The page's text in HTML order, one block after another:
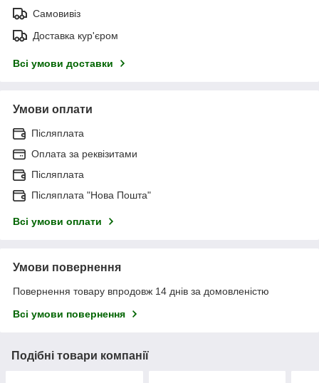
Самовивіз
Доставка кур'єром
Всі умови доставки
Умови оплати
Післяплата
Оплата за реквізитами
Післяплата
Післяплата "Нова Пошта"
Всі умови оплати
Умови повернення
Повернення товару впродовж 14 днів за домовленістю
Всі умови повернення
Подібні товари компанії